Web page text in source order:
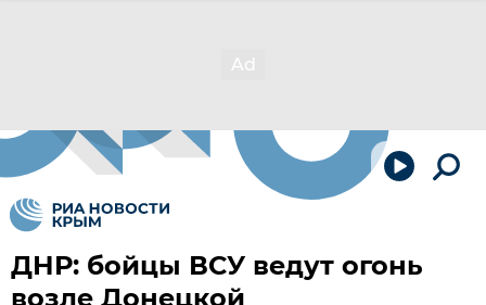
ДНР: бойцы ВСУ ведут огонь
возле Донецкой